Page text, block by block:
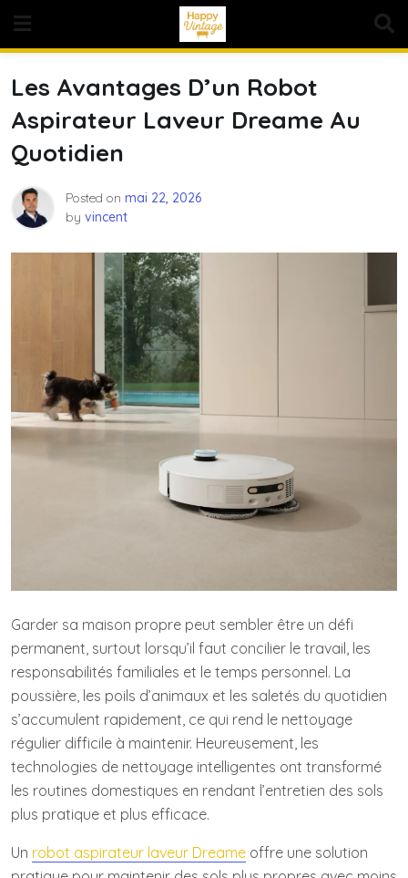
content
Les Avantages D’un Robot
Aspirateur Laveur Dreame Au
Quotidien
Posted on mai 22, 2026
by vincent
Garder sa maison propre peut sembler être un défi
permanent, surtout lorsqu’il faut concilier le travail, les
responsabilités familiales et le temps personnel. La
poussière, les poils d’animaux et les saletés du quotidien
s’accumulent rapidement, ce qui rend le nettoyage
régulier difficile à maintenir. Heureusement, les
technologies de nettoyage intelligentes ont transformé
les routines domestiques en rendant l’entretien des sols
plus pratique et plus efficace.
Un robot aspirateur laveur Dreame offre une solution